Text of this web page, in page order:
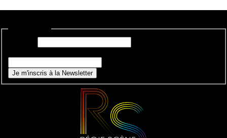
Je m'inscris à la Newsletter